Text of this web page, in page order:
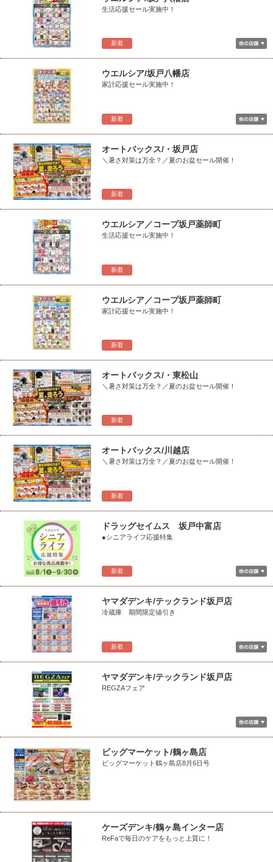
新着
生活応援セール実施中！
新着
ウエルシア/坂戸八幡店
家計応援セール実施中！
新着
オートバックス/・坂戸店
＼暑さ対策は万全？／夏のお盆セール開催！
新着
ウエルシア／コープ坂戸薬師町
生活応援セール実施中！
新着
ウエルシア／コープ坂戸薬師町
家計応援セール実施中！
新着
オートバックス/・東松山
＼暑さ対策は万全？／夏のお盆セール開催！
新着
オートバックス/川越店
＼暑さ対策は万全？／夏のお盆セール開催！
新着
ドラッグセイムス 坂戸中富店
●シニアライフ応援特集
新着
ヤマダデンキ/テックランド坂戸店
冷蔵庫 期間限定値引き
ヤマダデンキ/テックランド坂戸店
REGZAフェア
ビッグマーケット/鶴ヶ島店
ビッグマーケット鶴ヶ島店8月6日号
ケーズデンキ/鶴ヶ島インター店
ReFaで毎日のケアをもっと上質に！